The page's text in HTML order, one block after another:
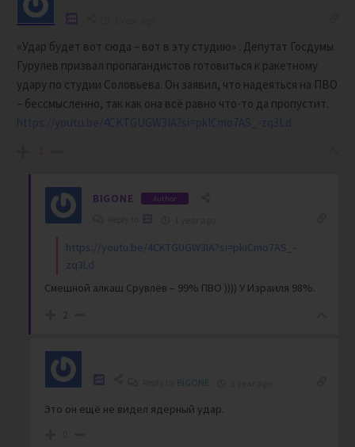
«Удар будет вот сюда – вот в эту студию» . Депутат Госдумы
Гурулев призвал пропагандистов готовиться к ракетному
удару по студии Соловьева. Он заявил, что надеяться на ПВО
– бессмысленно, так как она всё равно что-то да пропустит.
https://youtu.be/4CKTGUGW3IA?si=pkICmo7AS_-zq3Ld
BIGONE Author
https://youtu.be/4CKTGUGW3IA?si=pkICmo7AS_-
zq3Ld
Смешной алкаш Срувлёв – 99% ПВО )))) У Израиля 98%.
2
BIGONE
Это он ещё не видел ядерный удар.